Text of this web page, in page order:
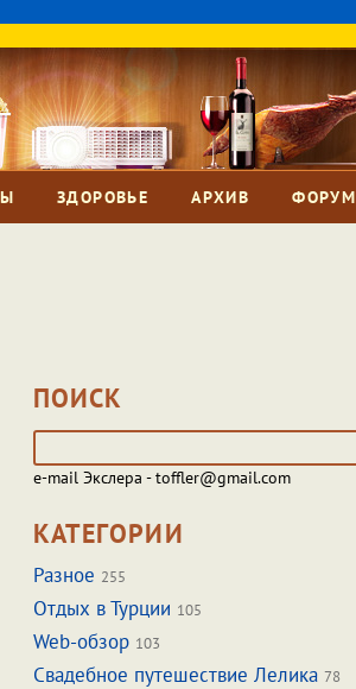
ЗДОРОВЬЕ АРХИВ ФОРУМ
ПОИСК
e-mail Экслера - toffler@gmail.com
КАТЕГОРИИ
Разное 255
Отдых в Турции 105
Web-обзор 103
Свадебное путешествие Лелика 78